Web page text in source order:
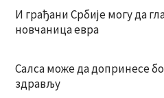
И грађани Србије могу да
новчаница евра
Салса може да допринесе
здрављу